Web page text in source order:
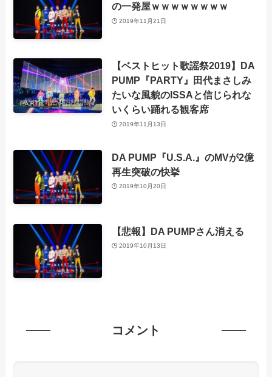
の一発屋ｗｗｗｗｗｗｗｗ
2019年11月21日
【ベストヒット歌謡祭2019】DA
PUMP『PARTY』田代まさしみ
たいな風貌のISSAと信じられな
いくらい踊れる観客席
2019年11月13日
DA PUMP『U.S.A.』のMVが2億
再生突破の快挙
2019年10月20日
【悲報】DA PUMPさん消える
2019年10月13日
コメント